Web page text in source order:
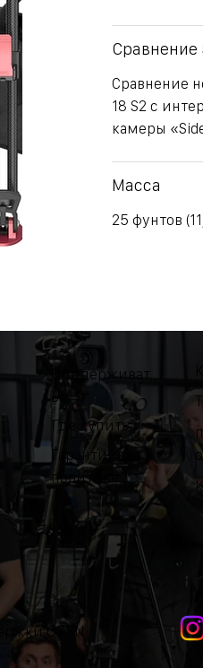
Сравнение
Сравнение
18 S2 с
камеры
Масса
25 фунтов
Поддерживат
ь
Где купить
Гарантийная
политика
OZEN